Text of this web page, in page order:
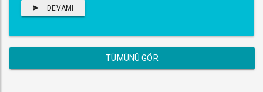
DEVAMI
TÜMÜNÜ GÖR